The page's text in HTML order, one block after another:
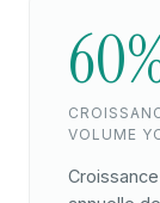
VOLUME
Croissance